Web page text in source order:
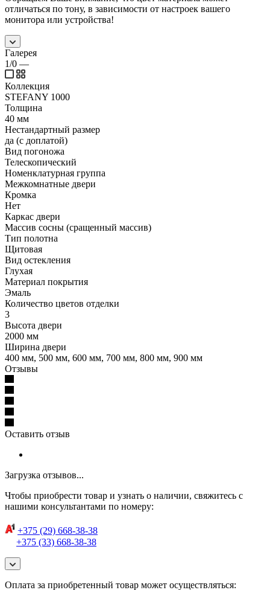
отличаться по тону, в зависимости от настроек вашего
монитора или устройства!
Галерея
1/0 —
Коллекция
STEFANY 1000
Толщина
40 мм
Нестандартный размер
да (с доплатой)
Вид погоножа
Телескопический
Номенклатурная группа
Межкомнатные двери
Кромка
Нет
Каркас двери
Массив сосны (сращенный массив)
Тип полотна
Щитовая
Вид остекления
Глухая
Материал покрытия
Эмаль
Количество цветов отделки
3
Высота двери
2000 мм
Ширина двери
400 мм, 500 мм, 600 мм, 700 мм, 800 мм, 900 мм
Отзывы
Оставить отзыв
Загрузка отзывов...
Чтобы приобрести товар и узнать о наличии, свяжитесь с
нашими консультантами по номеру:
+375 (29) 668-38-38
+375 (33) 668-38-38
Оплата за приобретенный товар может осуществляться: